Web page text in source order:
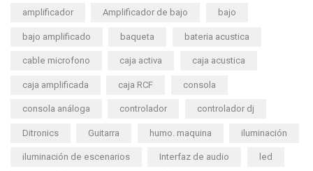
amplificador Amplificador de bajo bajo
bajo amplificado baqueta bateria acustica
cable microfono caja activa caja acustica
caja amplificada caja RCF consola
consola análoga controlador controlador dj
Ditronics Guitarra humo. maquina iluminación
iluminación de escenarios Interfaz de audio led